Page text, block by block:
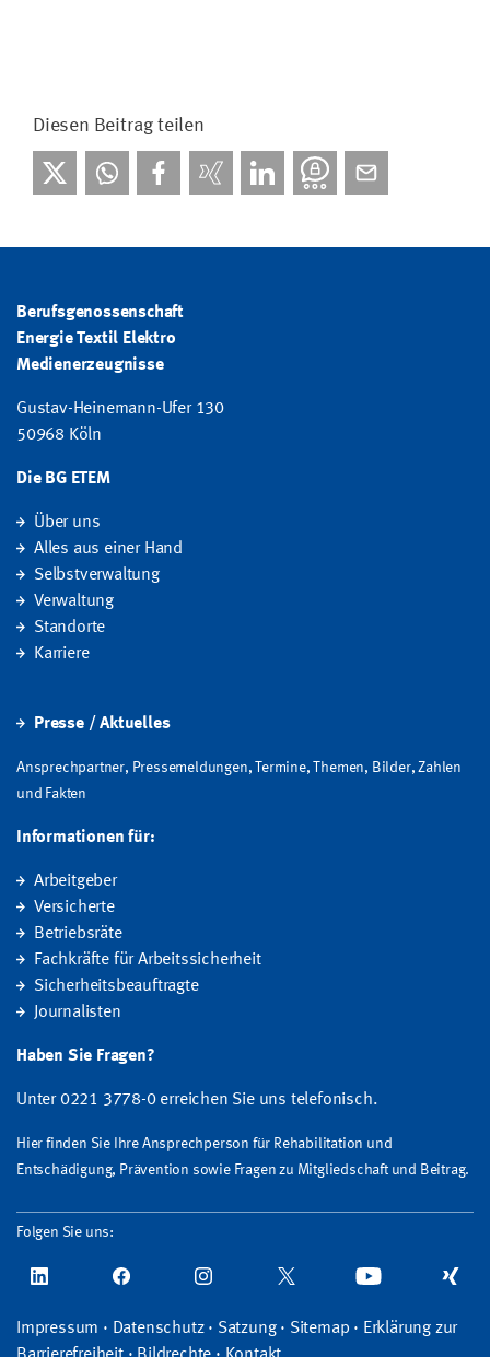
Diesen Beitrag teilen
Berufsgenossenschaft
Energie Textil Elektro
Medienerzeugnisse
Gustav-Heinemann-Ufer 130
50968 Köln
Die BG ETEM
Über uns
Alles aus einer Hand
Selbstverwaltung
Verwaltung
Standorte
Karriere
Presse / Aktuelles
Ansprechpartner, Pressemeldungen, Termine, Themen, Bilder, Zahlen
und Fakten
Informationen für:
Arbeitgeber
Versicherte
Betriebsräte
Fachkräfte für Arbeitssicherheit
Sicherheitsbeauftragte
Journalisten
Haben Sie Fragen?
Unter 0221 3778-0 erreichen Sie uns telefonisch.
Hier finden Sie Ihre Ansprechperson für Rehabilitation und
Entschädigung, Prävention sowie Fragen zu Mitgliedschaft und Beitrag.
Folgen Sie uns:
Impressum · Datenschutz· Satzung· Sitemap · Erklärung zur